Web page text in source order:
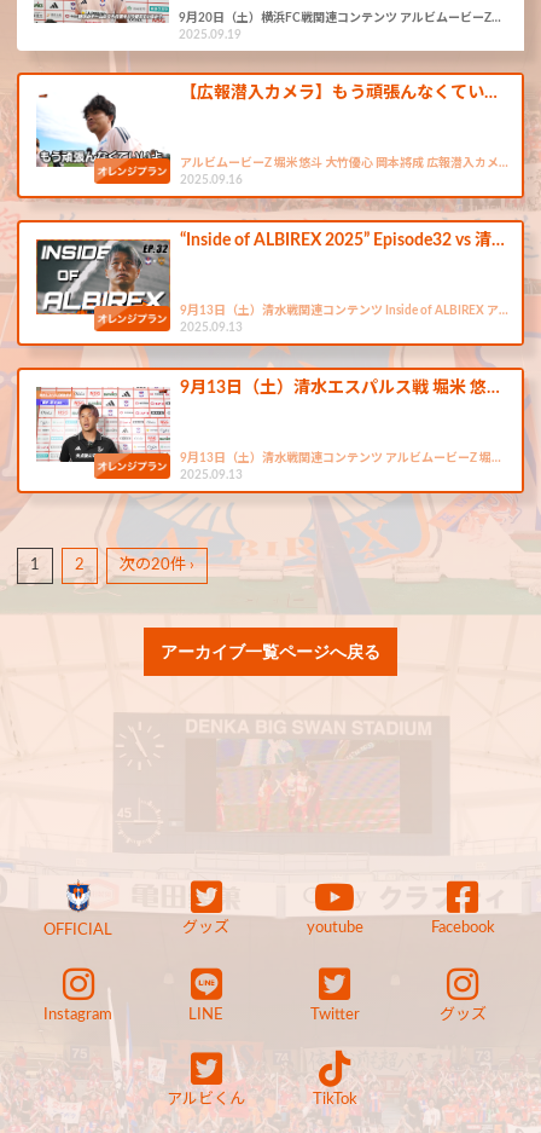
9月20日（土）横浜FC戦関連コンテンツ アルビムービーZ…
2025.09.19
【広報潜入カメラ】もう頑張んなくてい…
アルビムービーZ 堀米悠斗 大竹優心 岡本將成 広報潜入カメ…
2025.09.16
“Inside of ALBIREX 2025” Episode32 vs 清…
9月13日（土）清水戦関連コンテンツ Inside of ALBIREX ア…
2025.09.13
9月13日（土）清水エスパルス戦 堀米 悠…
9月13日（土）清水戦関連コンテンツ アルビムービーZ 堀…
2025.09.13
1 2 次の20件 ›
アーカイブ一覧ページへ戻る
OFFICIAL グッズ youtube Facebook
Instagram LINE Twitter グッズ
アルビくん TikTok